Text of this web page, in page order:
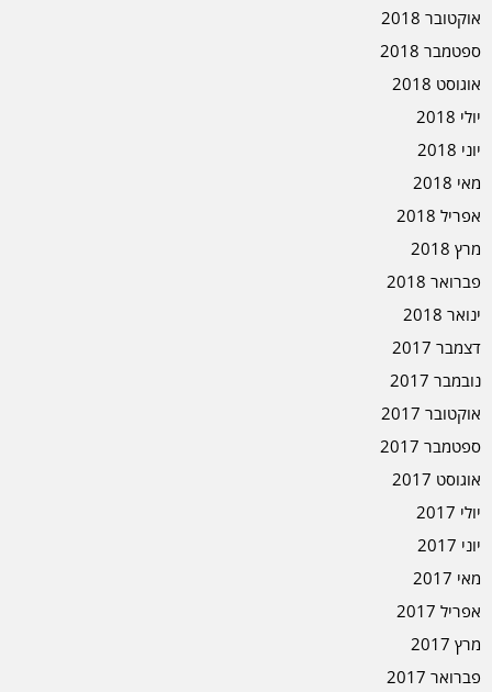
אוקטובר 2018
ספטמבר 2018
אוגוסט 2018
יולי 2018
יוני 2018
מאי 2018
אפריל 2018
מרץ 2018
פברואר 2018
ינואר 2018
דצמבר 2017
נובמבר 2017
אוקטובר 2017
ספטמבר 2017
אוגוסט 2017
יולי 2017
יוני 2017
מאי 2017
אפריל 2017
מרץ 2017
פברואר 2017